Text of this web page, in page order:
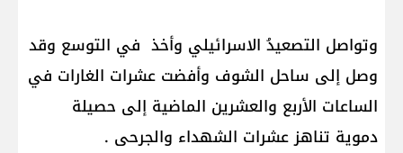
وتواصل التصعيدُ الاسرائيلي وأخذ في التوسع وقد
وصل إلى ساحل الشوف وأفضت عشرات الغارات في
الساعات الأربع والعشرين الماضية إلى حصيلة
دموية تناهز عشرات الشهداء والجرحى .